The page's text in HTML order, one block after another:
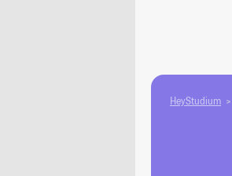
HeyStudium